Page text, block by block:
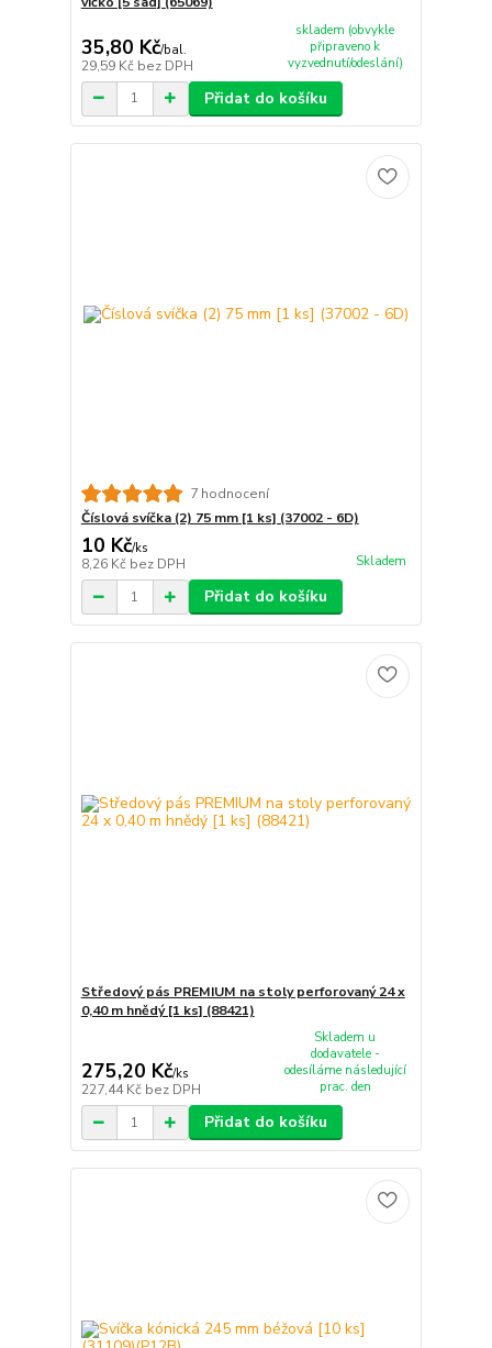
35,80 Kč/bal.
29,59 Kč bez DPH
skladem (obvykle
připraveno k
vyzvednutí/odeslání)
Přidat do košíku
7 hodnocení
Číslová svíčka (2) 75 mm [1 ks] (37002 - 6D)
10 Kč/ks
8,26 Kč bez DPH Skladem
Přidat do košíku
Středový pás PREMIUM na stoly perforovaný 24 x
0,40 m hnědý [1 ks] (88421)
275,20 Kč/ks
227,44 Kč bez DPH
Skladem u
dodavatele -
odesíláme následující
prac. den
Přidat do košíku